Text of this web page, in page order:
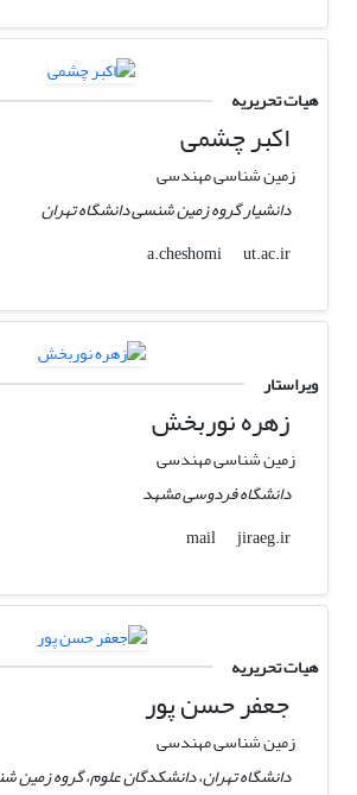
هیات تحریریه
اکبر چشمی
زمین شناسی مهندسی
دانشیار گروه زمین شنسی دانشگاه تهران
a.cheshomi
ut.ac.ir
ویراستار
زهره نوربخش
زمین شناسی مهندسی
دانشگاه فردوسی مشهد
mail
jiraeg.ir
هیات تحریریه
جعفر حسن پور
زمین شناسی مهندسی
دانشگاه تهران، دانشکدگان علوم، گروه زمین